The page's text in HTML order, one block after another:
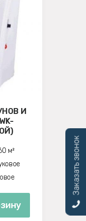
И
м²
Заказать звонок